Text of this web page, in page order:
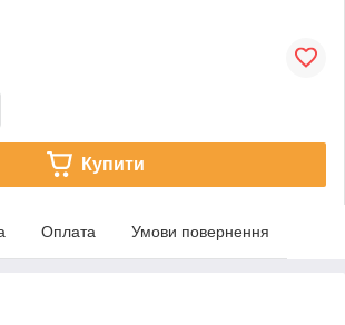
Купити
Оплата Умови повернення